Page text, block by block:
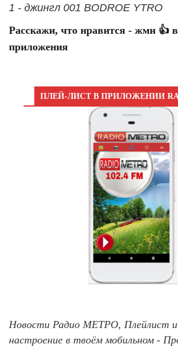
1 - джингл 001 BODROE YTRO
Расскажи, что нравится - жми 👍
приложения
ПЛЕЙ-ЛИСТ В ПРИЛОЖЕНИИ
Новости Радио МЕТРО, Плейлист и
настроение в твоём мобильном -